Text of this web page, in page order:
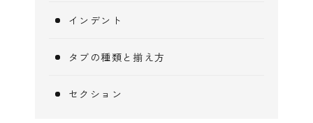
インデント
タブの種類と揃え方
セクション